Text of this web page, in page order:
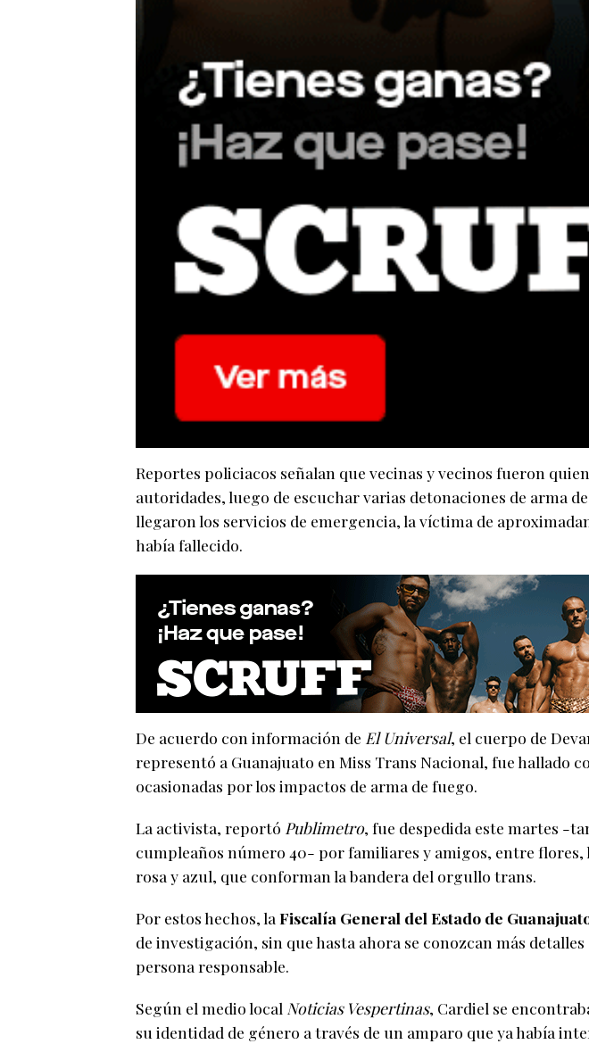
Reportes policiacos señalan que vecinas y vecinos fueron
autoridades, luego de escuchar varias detonaciones de arma
llegaron los servicios de emergencia, la víctima de
había fallecido.
De acuerdo con información de El Universal, el cuerpo de
representó a Guanajuato en Miss Trans Nacional, fue hallado
ocasionadas por los impactos de arma de fuego.
La activista, reportó Publimetro, fue despedida este martes -
cumpleaños número 40- por familiares y amigos, entre flores,
rosa y azul, que conforman la bandera del orgullo trans.
Por estos hechos, la Fiscalía General del Estado de
de investigación, sin que hasta ahora se conozcan más
persona responsable.
Según el medio local Noticias Vespertinas, Cardiel se
su identidad de género a través de un amparo que ya había